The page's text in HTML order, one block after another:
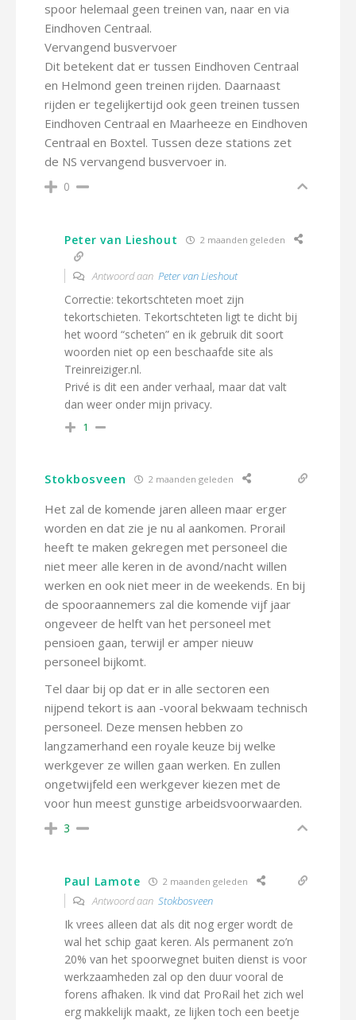
spoor helemaal geen treinen van, naar en via
Eindhoven Centraal.
Vervangend busvervoer
Dit betekent dat er tussen Eindhoven Centraal
en Helmond geen treinen rijden. Daarnaast
rijden er tegelijkertijd ook geen treinen tussen
Eindhoven Centraal en Maarheeze en Eindhoven
Centraal en Boxtel. Tussen deze stations zet
de NS vervangend busvervoer in.
0
Peter van Lieshout 2 maanden geleden
Antwoord aan Peter van Lieshout
Correctie: tekortschteten moet zijn
tekortschieten. Tekortschteten ligt te dicht bij
het woord “scheten” en ik gebruik dit soort
woorden niet op een beschaafde site als
Treinreiziger.nl.
Privé is dit een ander verhaal, maar dat valt
dan weer onder mijn privacy.
1
Stokbosveen 2 maanden geleden
Het zal de komende jaren alleen maar erger
worden en dat zie je nu al aankomen. Prorail
heeft te maken gekregen met personeel die
niet meer alle keren in de avond/nacht willen
werken en ook niet meer in de weekends. En bij
de spooraannemers zal die komende vijf jaar
ongeveer de helft van het personeel met
pensioen gaan, terwijl er amper nieuw
personeel bijkomt.
Tel daar bij op dat er in alle sectoren een
nijpend tekort is aan -vooral bekwaam technisch
personeel. Deze mensen hebben zo
langzamerhand een royale keuze bij welke
werkgever ze willen gaan werken. En zullen
ongetwijfeld een werkgever kiezen met de
voor hun meest gunstige arbeidsvoorwaarden.
3
Paul Lamote 2 maanden geleden
Antwoord aan Stokbosveen
Ik vrees alleen dat als dit nog erger wordt de
wal het schip gaat keren. Als permanent zo’n
20% van het spoorwegnet buiten dienst is voor
werkzaamheden zal op den duur vooral de
forens afhaken. Ik vind dat ProRail het zich wel
erg makkelijk maakt, ze lijken toch een beetje